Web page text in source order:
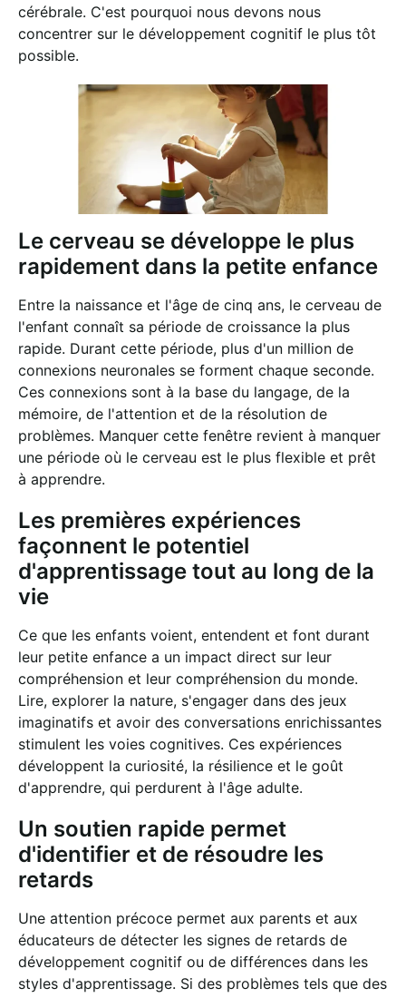
cérébrale. C'est pourquoi nous devons nous
concentrer sur le développement cognitif le plus tôt
possible.
Le cerveau se développe le plus
rapidement dans la petite enfance
Entre la naissance et l'âge de cinq ans, le cerveau de
l'enfant connaît sa période de croissance la plus
rapide. Durant cette période, plus d'un million de
connexions neuronales se forment chaque seconde.
Ces connexions sont à la base du langage, de la
mémoire, de l'attention et de la résolution de
problèmes. Manquer cette fenêtre revient à manquer
une période où le cerveau est le plus flexible et prêt
à apprendre.
Les premières expériences
façonnent le potentiel
d'apprentissage tout au long de la
vie
Ce que les enfants voient, entendent et font durant
leur petite enfance a un impact direct sur leur
compréhension et leur compréhension du monde.
Lire, explorer la nature, s'engager dans des jeux
imaginatifs et avoir des conversations enrichissantes
stimulent les voies cognitives. Ces expériences
développent la curiosité, la résilience et le goût
d'apprendre, qui perdurent à l'âge adulte.
Un soutien rapide permet
d'identifier et de résoudre les
retards
Une attention précoce permet aux parents et aux
éducateurs de détecter les signes de retards de
développement cognitif ou de différences dans les
styles d'apprentissage. Si des problèmes tels que des